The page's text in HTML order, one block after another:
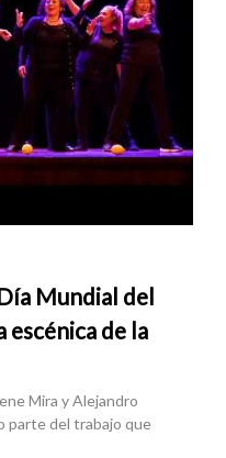
Mundial del
de la
Mira y Alejandro
parte del trabajo que